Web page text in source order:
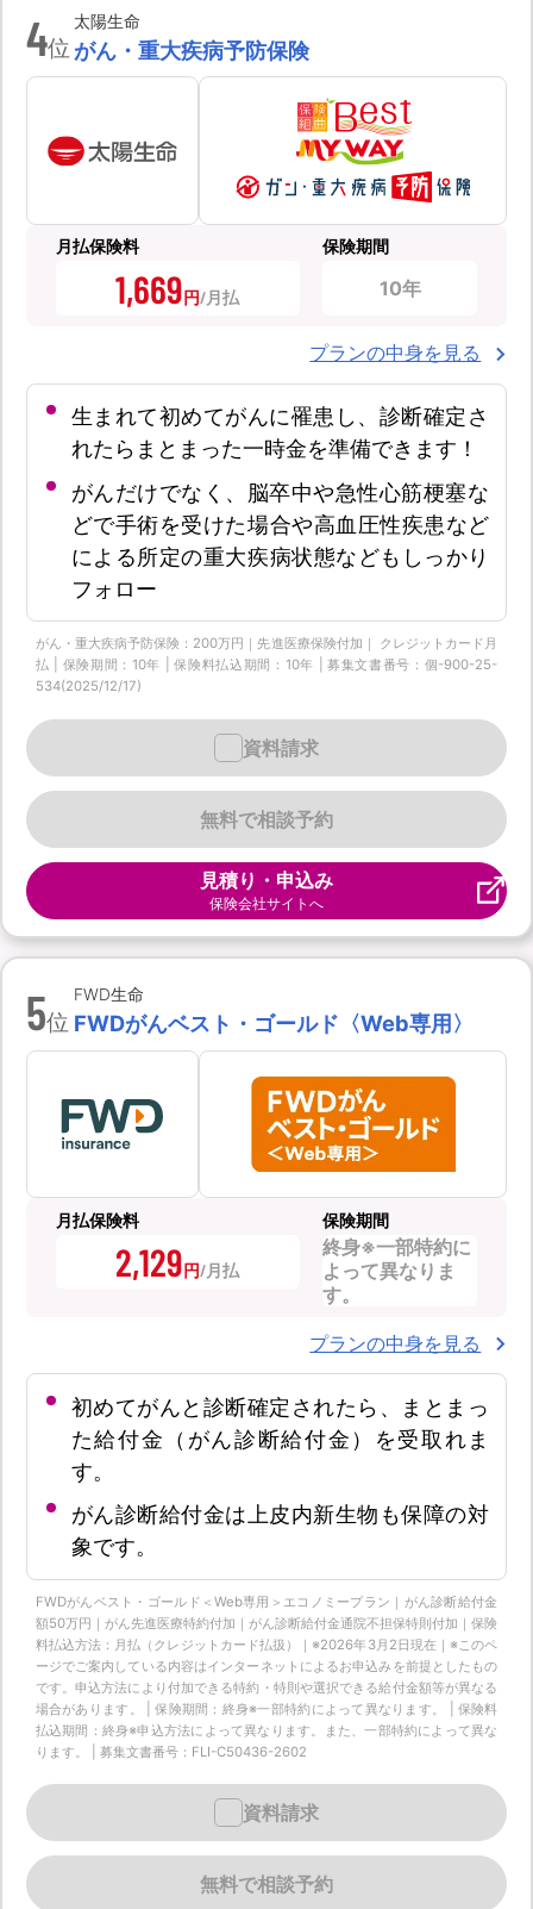
4位
太陽生命
がん・重大疾病予防保険
月払保険料
1,669円
保険期間
10年
プランの中身を見る
生まれて初めてがんに罹患し、診断確定さ
れたらまとまった一時金を準備できます！
がんだけでなく、脳卒中や急性心筋梗塞な
どで手術を受けた場合や高血圧性疾患など
による所定の重大疾病状態などもしっかり
フォロー
がん・重大疾病予防保険：200万円｜先進医療保険付加｜ クレジットカード月
払 | 保険期間：10年 | 保険料払込期間：10年 | 募集文書番号：個-900-25-
534(2025/12/17)
無料で相談予約
資料請求
見積り・申込み
保険会社サイトへ
5位
FWD生命
FWDがんベスト・ゴールド〈Web専用〉
月払保険料
2,129円
保険期間
終身※一部特約に
よって異なりま
す。
プランの中身を見る
初めてがんと診断確定されたら、まとまっ
た給付金（がん診断給付金）を受取れま
す。
がん診断給付金は上皮内新生物も保障の対
象です。
FWDがんベスト・ゴールド＜Web専用＞エコノミープラン｜がん診断給付金
額50万円｜がん先進医療特約付加｜がん診断給付金通院不担保特則付加｜保険
料払込方法：月払（クレジットカード払扱）｜※2026年3月2日現在｜※このペ
ージでご案内している内容はインターネットによるお申込みを前提としたもの
です。申込方法により付加できる特約・特則や選択できる給付金額等が異なる
場合があります。 | 保険期間：終身※一部特約によって異なります。 | 保険料
払込期間：終身※申込方法によって異なります。また、一部特約によって異な
ります。 | 募集文書番号：FLI-C50436-2602
無料で相談予約
資料請求